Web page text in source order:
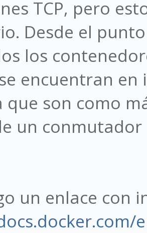
TCP, pero
Desde el
los
encuentran
que son como
un
un enlace con